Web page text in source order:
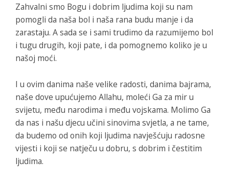
Zahvalni smo Bogu i dobrim ljudima koji su nam
pomogli da naša bol i naša rana budu manje i da
zarastaju. A sada se i sami trudimo da razumijemo bol
i tugu drugih, koji pate, i da pomognemo koliko je u
našoj moći.
I u ovim danima naše velike radosti, danima bajrama,
naše dove upućujemo Allahu, moleći Ga za mir u
svijetu, među narodima i među vojskama. Molimo Ga
da nas i našu djecu učini sinovima svjetla, a ne tame,
da budemo od onih koji ljudima navješćuju radosne
vijesti i koji se natječu u dobru, s dobrim i čestitim
ljudima.